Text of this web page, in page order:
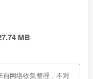
MB
自网络收集整理，不对